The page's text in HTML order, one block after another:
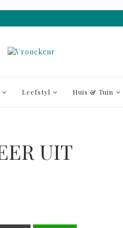
Leefstyl Huis & Tuin
UIT